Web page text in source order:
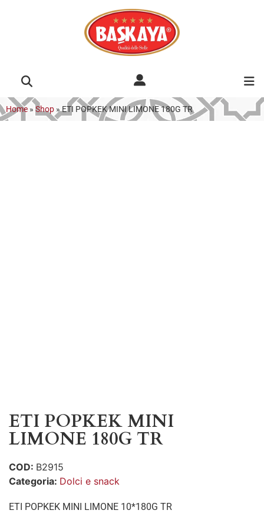
Home » Shop »ETI POPKEK MINI LIMONE 180G TR
ETI POPKEK MINI
LIMONE 180G TR
COD: B2915
Categoria: Dolci e snack
ETI POPKEK MINI LIMONE 10*180G TR